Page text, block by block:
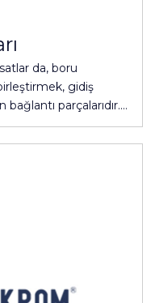
da, boru
gidiş
parçalarıdır.…